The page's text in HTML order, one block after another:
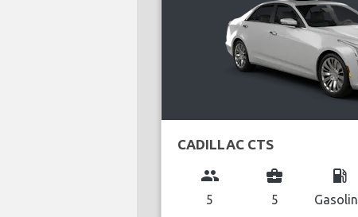
CADILLAC CTS
group
5
business_center
5
local_gas_station